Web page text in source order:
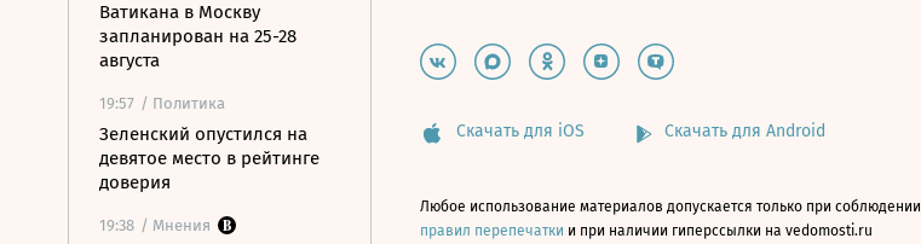
Ватикана в Москву
запланирован на 25-28
августа
19:57 / Политика
Зеленский опустился на
девятое место в рейтинге
доверия
19:38 / Мнения
Скачать для iOS Скачать для Android
Любое использование материалов допускается только при соблюдении
правил перепечатки и при наличии гиперссылки на vedomosti.ru